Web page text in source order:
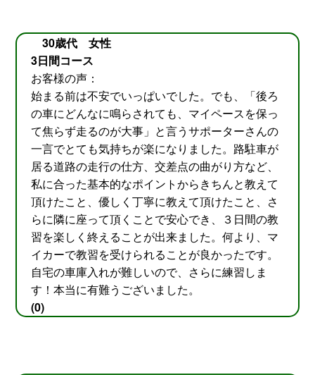
30歳代 女性
3日間コース
お客様の声：
始まる前は不安でいっぱいでした。でも、「後ろ
の車にどんなに鳴らされても、マイペースを保っ
て焦らず走るのが大事」と言うサポーターさんの
一言でとても気持ちが楽になりました。路駐車が
居る道路の走行の仕方、交差点の曲がり方など、
私に合った基本的なポイントからきちんと教えて
頂けたこと、優しく丁寧に教えて頂けたこと、さ
らに隣に座って頂くことで安心でき、３日間の教
習を楽しく終えることが出来ました。何より、マ
イカーで教習を受けられることが良かったです。
自宅の車庫入れが難しいので、さらに練習しま
す！本当に有難うございました。
(0)